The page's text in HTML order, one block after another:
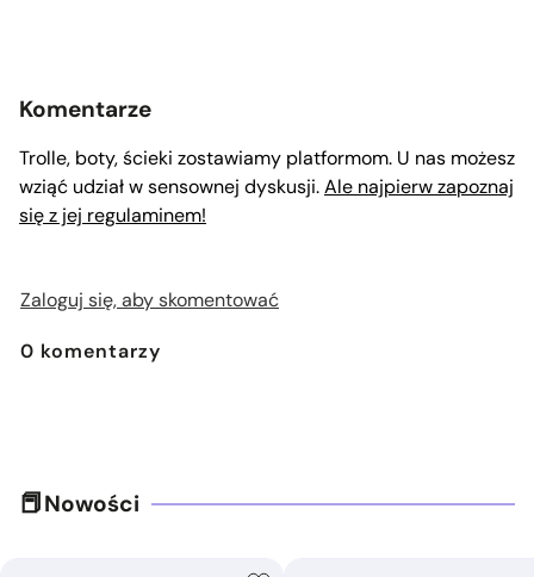
Komentarze
Trolle, boty, ścieki zostawiamy platformom. U nas możesz
wziąć udział w sensownej dyskusji.Ale najpierw zapoznaj
się z jej regulaminem!
Zaloguj się, aby skomentować
0 komentarzy
Nowości